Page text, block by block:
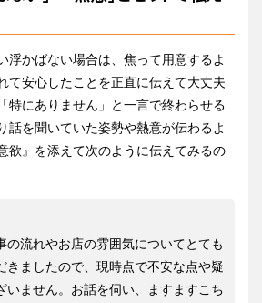
浮かばない場合は、焦って用意するよ
て安心したことを正直に伝えて大丈夫
特にありません」と一言で終わらせる
話を聞いていた姿勢や熱意が伝わるよ
欲』を添えて次のように伝えてみるの
の流れやお店の雰囲気についてとても
きましたので、現時点で不安な点や疑
いません。お話を伺い、ますますこち